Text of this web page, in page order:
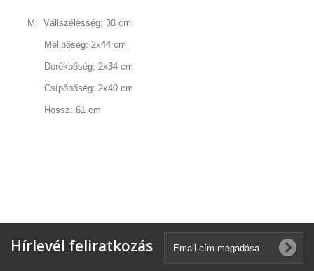
M: Vállszélesség: 38 cm
Mellbőség: 2x44 cm
Derékbőség: 2x34 cm
Csípőbőség: 2x40 cm
Hossz: 61 cm
Hírlevél feliratkozás